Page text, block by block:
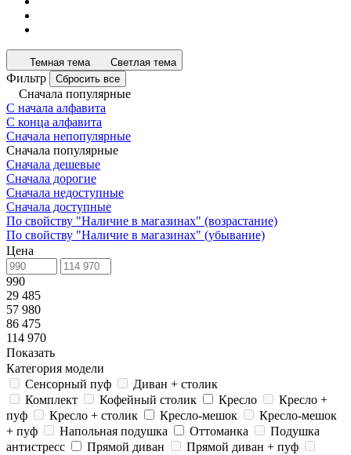
Темная тема Светлая тема
Фильтр Сбросить все
Сначала популярные
С начала алфавита
С конца алфавита
Сначала непопулярные
Сначала популярные
Сначала дешевые
Сначала дорогие
Сначала недоступные
Сначала доступные
По свойству "Наличие в магазинах" (возрастание)
По свойству "Наличие в магазинах" (убывание)
Цена
990
29 485
57 980
86 475
114 970
Показать
Категория модели
Сенсорный пуф
Диван + столик
Комплект
Кофейный столик Кресло
Кресло +
пуф
Кресло + столик Кресло-мешок
Кресло-мешок
+ пуф
Напольная подушка Оттоманка
Подушка
антистресс
Прямой диван
Прямой диван + пуф